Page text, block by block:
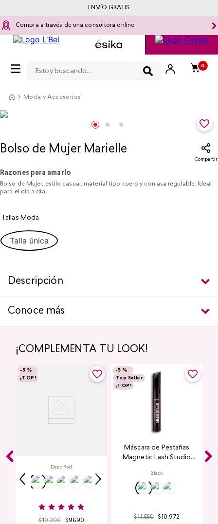
Compra a través de una consultora online
0
ENVÍO GRATIS
Moda y Accesorios
Bolso de Mujer Marielle
Compartir
Razones para amarlo
Bolso de Mujer, estilo casual, material tipo cuero y con asa regulable. Ideal
para el día a día.
Tallas Moda
Talla única
Descripción
Conoce más
¡COMPLEMENTA TU LOOK!
-5 %
¡TOP!
Deep Red
$10.200 $9690
-5 %
Top Seller
¡TOP!
Máscara de Pestañas
Magnetic Lash Studio
Black
$11.550 $ 10.972